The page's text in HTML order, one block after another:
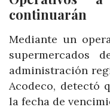
continuarán
Mediante un
supermercados
administración
Acodeco, detectó
la fecha de